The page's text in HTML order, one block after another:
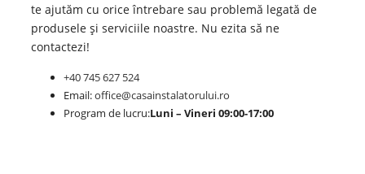
te ajutăm cu orice întrebare sau problemă legată de
produsele și serviciile noastre. Nu ezita să ne
contactezi!
+40 745 627 524
Email:office@casainstalatorului.ro
Program de lucru:Luni – Vineri 09:00-17:00